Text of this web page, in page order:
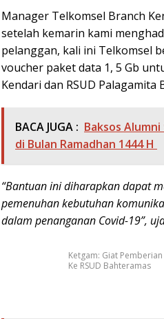
Manager Telkomsel Branch
setelah kemarin kami
pelanggan, kali ini Telkomsel
voucher paket data 1, 5 Gb
Kendari dan RSUD Palagamita
BACA JUGA : Baksos
di Bulan Ramadhan 1444 H
“Bantuan ini diharapkan dapat
pemenuhan kebutuhan
dalam penanganan Covid-19”,
Ketgam: Giat
Ke RSUD Bahteramas